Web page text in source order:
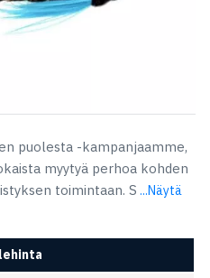
puolesta -kampanjaamme,
myytyä perhoa kohden
toimintaan. S ...Näytä